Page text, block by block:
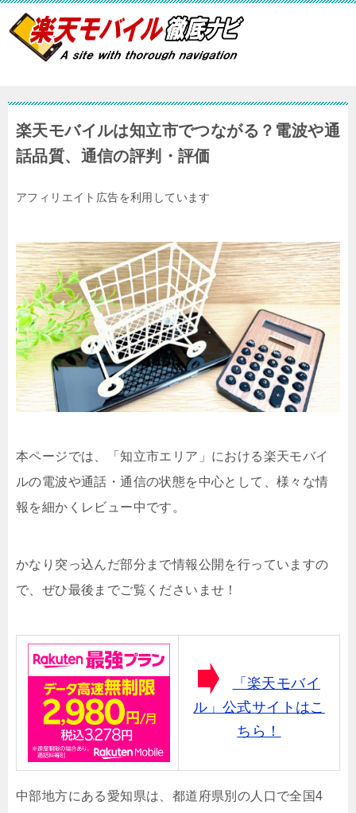
楽天モバイルは知立市でつながる？電波や通
話品質、通信の評判・評価
アフィリエイト広告を利用しています
本ページでは、「知立市エリア」における楽天モバイ
ルの電波や通話・通信の状態を中心として、様々な情
報を細かくレビュー中です。
かなり突っ込んだ部分まで情報公開を行っていますの
で、ぜひ最後までご覧くださいませ！
「楽天モバイ
ル」公式サイトはこ
ちら！
中部地方にある愛知県は、都道府県別の人口で全国4